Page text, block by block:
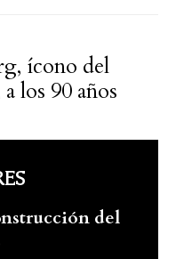
ícono del
los 90 años
del